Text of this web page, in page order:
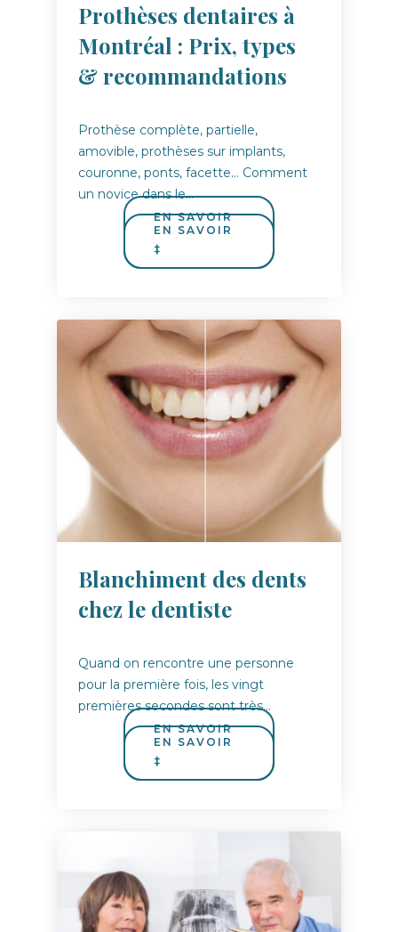
Prothèses dentaires à
Montréal : Prix, types
& recommandations
Prothèse complète, partielle,
amovible, prothèses sur implants,
couronne, ponts, facette… Comment
un novice dans le…
Blanchiment des dents
chez le dentiste
Quand on rencontre une personne
pour la première fois, les vingt
premières secondes sont très…